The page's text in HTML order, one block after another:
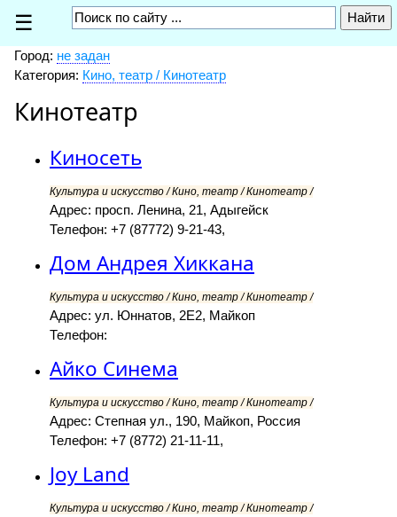
☰
Город: не задан
Категория: Кино, театр / Кинотеатр
Кинотеатр
Киносеть
Культура и искусство / Кино, театр / Кинотеатр /
Адрес: просп. Ленина, 21, Адыгейск
Телефон: +7 (87772) 9-21-43,
Дом Андрея Хиккана
Культура и искусство / Кино, театр / Кинотеатр /
Адрес: ул. Юннатов, 2Е2, Майкоп
Телефон:
Айко Синема
Культура и искусство / Кино, театр / Кинотеатр /
Адрес: Степная ул., 190, Майкоп, Россия
Телефон: +7 (8772) 21-11-11,
Joy Land
Культура и искусство / Кино, театр / Кинотеатр /